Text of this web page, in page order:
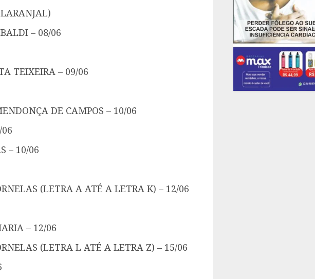
– 08/06
TEIXEIRA – 09/06
DE CAMPOS – 10/06
– 10/06
(LETRA A ATÉ A LETRA K) – 12/06
– 12/06
(LETRA L ATÉ A LETRA Z) – 15/06